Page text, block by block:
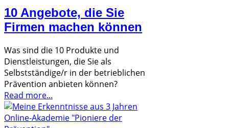
10 Angebote, die Sie
Firmen machen können
Was sind die 10 Produkte und
Dienstleistungen, die Sie als
Selbstständige/r in der betrieblichen
Prävention anbieten können?
Read more...